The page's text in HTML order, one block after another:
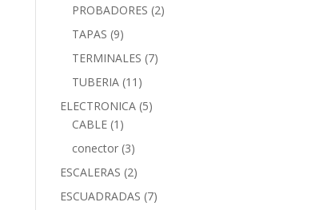
PROBADORES (2)
TAPAS (9)
TERMINALES (7)
TUBERIA (11)
ELECTRONICA (5)
CABLE (1)
conector (3)
ESCALERAS (2)
ESCUADRADAS (7)